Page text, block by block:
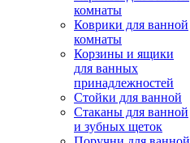
комнаты
Коврики для ванной
комнаты
Корзины и ящики
для ванных
принадлежностей
Стойки для ванной
Стаканы для ванной
и зубных щеток